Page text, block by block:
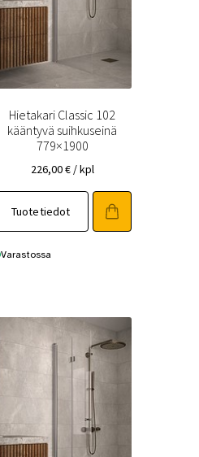
Hietakari Classic 102
kääntyvä suihkuseinä
779×1900
226,00€ / kpl
Tuotetiedot
Varastossa